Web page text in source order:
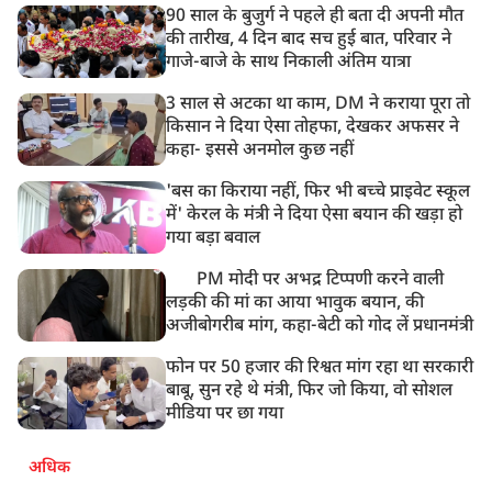
90 साल के बुजुर्ग ने पहले ही बता दी अपनी मौत
की तारीख, 4 दिन बाद सच हुई बात, परिवार ने
गाजे-बाजे के साथ निकाली अंतिम यात्रा
3 साल से अटका था काम, DM ने कराया पूरा तो
किसान ने दिया ऐसा तोहफा, देखकर अफसर ने
कहा- इससे अनमोल कुछ नहीं
'बस का किराया नहीं, फिर भी बच्चे प्राइवेट स्कूल
में' केरल के मंत्री ने दिया ऐसा बयान की खड़ा हो
गया बड़ा बवाल
PM मोदी पर अभद्र टिप्पणी करने वाली
लड़की की मां का आया भावुक बयान, की
अजीबोगरीब मांग, कहा-बेटी को गोद लें प्रधानमंत्री
फोन पर 50 हजार की रिश्वत मांग रहा था सरकारी
बाबू, सुन रहे थे मंत्री, फिर जो किया, वो सोशल
मीडिया पर छा गया
अधिक